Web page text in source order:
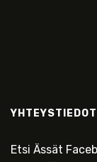
YHTEYSTIEDOT
Etsi Ässät